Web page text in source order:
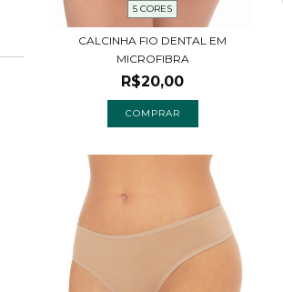
5 CORES
CALCINHA FIO DENTAL EM
MICROFIBRA
R$20,00
COMPRAR